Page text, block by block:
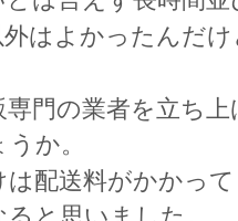
はよかったんだ
門の業者を立ち
か。
配送料がかかっ